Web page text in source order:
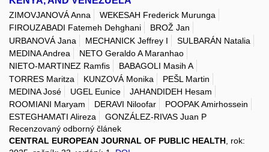
ZIMOVJANOVÁ Anna
WEKESAH Frederick Murunga
FIROUZABADI Fatemeh Dehghani
BROŽ Jan
URBANOVÁ Jana
MECHANICK Jeffrey I
SULBARÁN Natalia
MEDINA Andrea
NETO Geraldo A Maranhao
NIETO-MARTINEZ Ramfis
BABAGOLI Masih A
TORRES Maritza
KUNZOVÁ Monika
PEŠL Martin
MEDINA José
UGEL Eunice
JAHANDIDEH Hesam
ROOMIANI Maryam
DERAVI Niloofar
POOPAK Amirhossein
ESTEGHAMATI Alireza
GONZÁLEZ-RIVAS Juan P
Recenzovaný odborný článek
CENTRAL EUROPEAN JOURNAL OF PUBLIC HEALTH, rok: